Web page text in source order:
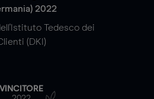
2022
Tedesco dei
(DKI)
VINCITORE